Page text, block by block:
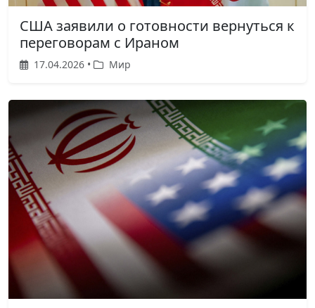
США заявили о готовности вернуться к
переговорам с Ираном
17.04.2026 • Мир